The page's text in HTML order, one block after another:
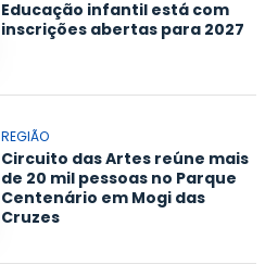
Educação infantil está com
inscrições abertas para 2027
REGIÃO
Circuito das Artes reúne mais
de 20 mil pessoas no Parque
Centenário em Mogi das
Cruzes